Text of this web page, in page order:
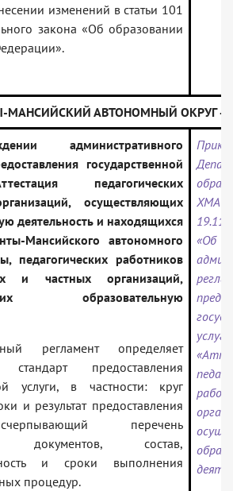
изменений в статьи 101
закона «Об образовании
МАНСИЙСКИЙ АВТОНОМНЫЙ ОКРУГ —
административного
государственной
педагогических
осуществляющих
деятельность и находящихся
Мансийского автономного
педагогических работников
и частных организаций,
образовательную
регламент определяет
предоставления
услуги, в частности: круг
и результат предоставления
перечень
документов, состав,
и сроки выполнения
процедур.
«Об
услуги